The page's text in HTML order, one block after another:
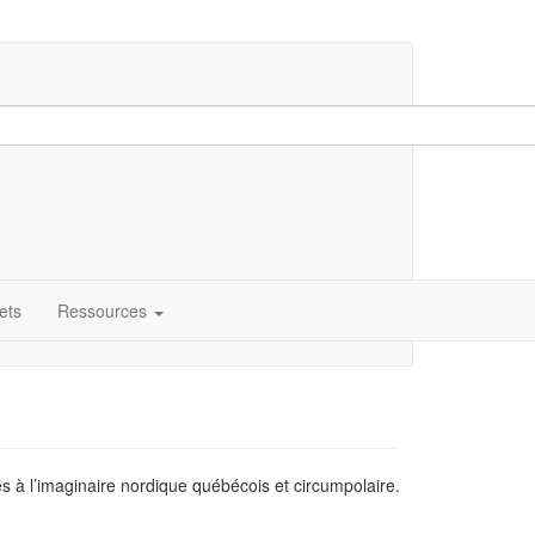
Ressources
l’imaginaire nordique québécois et circumpolaire.